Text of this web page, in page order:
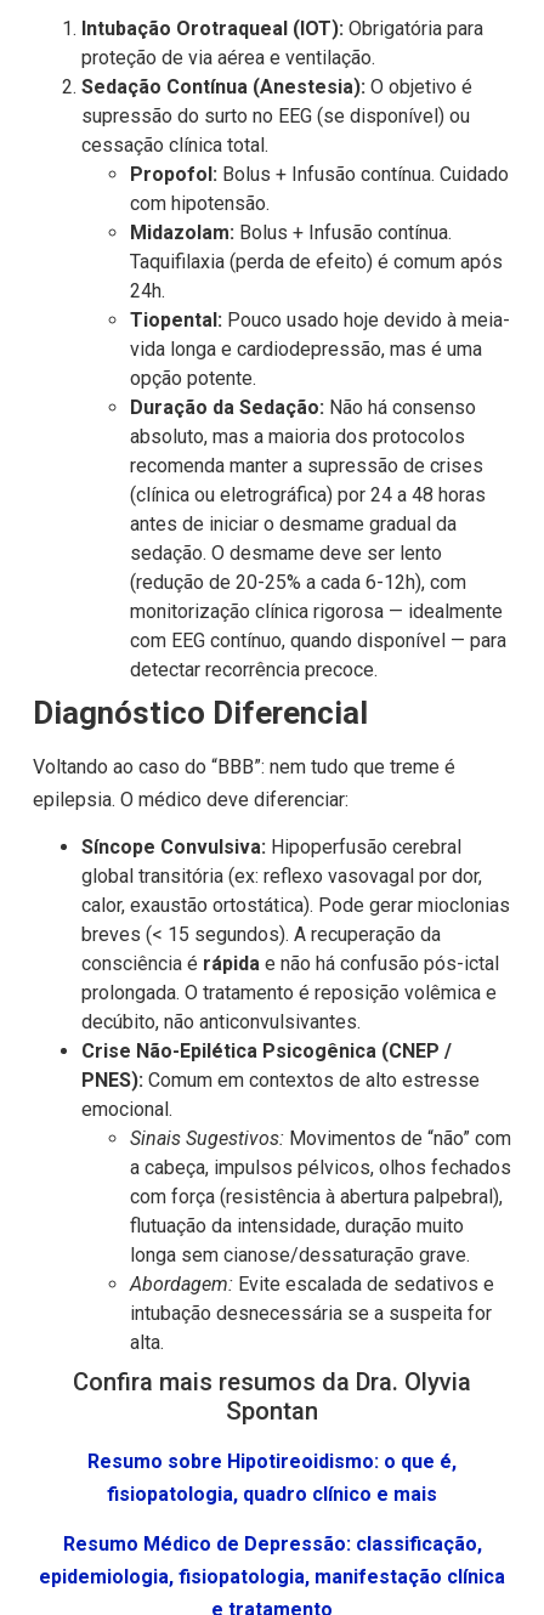
Intubação Orotraqueal (IOT): Obrigatória para
proteção de via aérea e ventilação.
Sedação Contínua (Anestesia): O objetivo é
supressão do surto no EEG (se disponível) ou
cessação clínica total.
Propofol: Bolus + Infusão contínua. Cuidado
com hipotensão.
Midazolam: Bolus + Infusão contínua.
Taquifilaxia (perda de efeito) é comum após
24h.
Tiopental: Pouco usado hoje devido à meia-
vida longa e cardiodepressão, mas é uma
opção potente.
Duração da Sedação: Não há consenso
absoluto, mas a maioria dos protocolos
recomenda manter a supressão de crises
(clínica ou eletrográfica) por 24 a 48 horas
antes de iniciar o desmame gradual da
sedação. O desmame deve ser lento
(redução de 20-25% a cada 6-12h), com
monitorização clínica rigorosa — idealmente
com EEG contínuo, quando disponível — para
detectar recorrência precoce.
Diagnóstico Diferencial
Voltando ao caso do “BBB”: nem tudo que treme é
epilepsia. O médico deve diferenciar:
Síncope Convulsiva:Hipoperfusão cerebral
global transitória (ex: reflexo vasovagal por dor,
calor, exaustão ortostática). Pode gerar mioclonias
breves (< 15 segundos). A recuperação da
consciência é rápidae não há confusão pós-ictal
prolongada. O tratamento é reposição volêmica e
decúbito, não anticonvulsivantes.
Crise Não-Epilética Psicogênica (CNEP /
PNES):Comum em contextos de alto estresse
emocional.
Sinais Sugestivos:Movimentos de “não” com
a cabeça, impulsos pélvicos, olhos fechados
com força (resistência à abertura palpebral),
flutuação da intensidade, duração muito
longa sem cianose/dessaturação grave.
Abordagem:Evite escalada de sedativos e
intubação desnecessária se a suspeita for
alta.
Confira mais resumos da Dra. Olyvia
Spontan
Resumo sobre Hipotireoidismo: o que é,
fisiopatologia, quadro clínico e mais
Resumo Médico de Depressão: classificação,
epidemiologia, fisiopatologia, manifestação clínica
e tratamento